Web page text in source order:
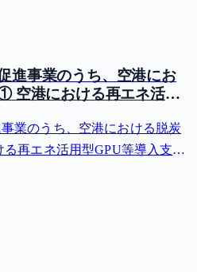
進事業のうち、空港にお
空港における再エネ活用
業のうち、空港における脱炭
再エネ活用型GPU等導入支援